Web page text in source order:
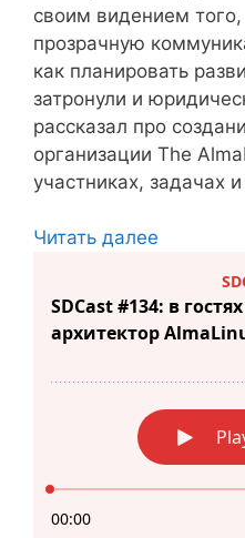
своим видением
прозрачную
как планировать
затронули и
рассказал про
организации The
участниках, задачах
Читать далее